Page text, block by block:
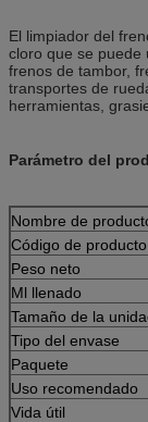
El limpiador del
cloro que se puede
frenos de tambor,
transportes de
herramientas,
Parámetro del
Nombre de
Código de producto
Peso neto
Ml llenado
Tamaño de la
Tipo del envase
Paquete
Uso recomendado
Vida útil